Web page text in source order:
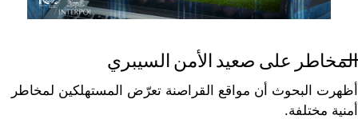
المخاطر على صعيد الأمن السيبري
أظهرت البحوث أن مواقع القراصنة تعرّض المستهلكين لمخاطر
أمنية مختلفة.